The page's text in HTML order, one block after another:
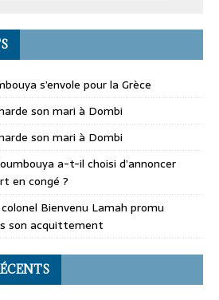
s’envole pour la Grèce
son mari à Dombi
son mari à Dombi
a-t-il choisi d’annoncer
en congé ?
Bienvenu Lamah promu
son acquittement